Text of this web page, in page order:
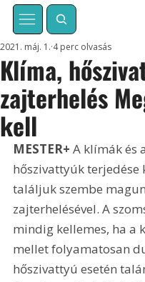
Klíma,
zajterhelés
kell
2021. máj. 1. 4 perc olvasás
MESTER+ A klímák és
hőszivattyúk
találjuk szembe
zajterhelésével. A
mindig kellemes, ha a
mellet folyamatosan
hőszivattyú esetén